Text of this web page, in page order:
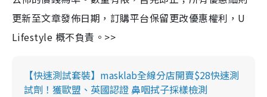
更新至文章發佈日期，訂購平台保留更改優惠權利，U
Lifestyle 概不負責。>>
【快速測試套裝】masklab全線分店開賣$28快速測
試劑！獲歐盟、英國認證 鼻咽拭子採樣檢測